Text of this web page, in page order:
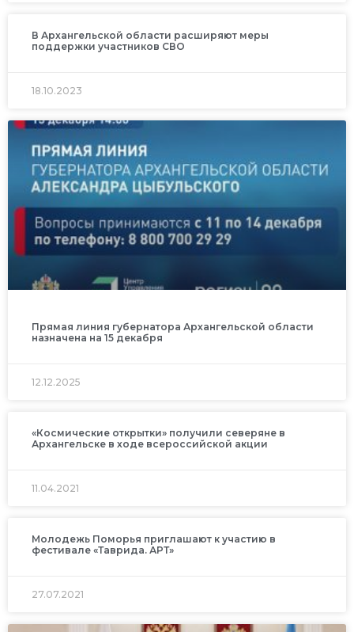
В Архангельской области расширяют меры
поддержки участников СВО
18.10.2023
Прямая линия губернатора Архангельской области
назначена на 15 декабря
12.12.2025
«Космические открытки» получили северяне в
Архангельске в ходе всероссийской акции
11.04.2021
Молодежь Поморья приглашают к участию в
фестивале «Таврида. АРТ»
27.07.2021